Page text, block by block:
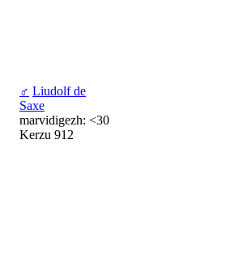
♂ Liudolf de
Saxe
marvidigezh: <30
Kerzu 912